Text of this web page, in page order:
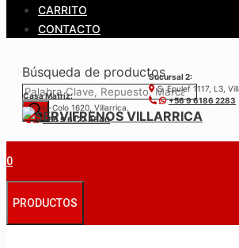
CARRITO
CONTACTO
Búsqueda de productos
Casa Matríz:
Colo-Colo 1620, Villarrica.
+56 9 6122 3840
Sucursal 2:
S. Epulef 1117, L3,
+56 9 6186 2283
0
PRODUCTOS